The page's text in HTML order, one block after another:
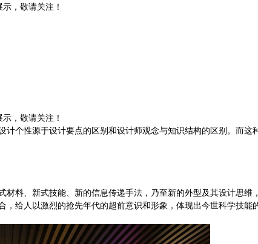
，敬请关注！
，敬请关注！
个性源于设计要点的区别和设计师观念与知识结构的区别。而这
料、新式技能、新的信息传递手法，乃至新的外型及其设计思
给人以激烈的抢先年代的超前意识和形象，体现出今世科学技